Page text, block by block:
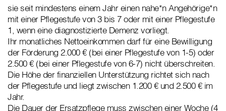
sie seit mindestens einem Jahr einen nahe*n Angehörige*n
mit einer Pflegestufe von 3 bis 7 oder mit einer Pflegestufe
1, wenn eine diagnostizierte Demenz vorliegt.
Ihr monatliches Nettoeinkommen darf für eine Bewilligung
der Förderung 2.000 € (bei einer Pflegestufe von 1-5) oder
2.500 € (bei einer Pflegestufe von 6-7) nicht überschreiten.
Die Höhe der finanziellen Unterstützung richtet sich nach
der Pflegestufe und liegt zwischen 1.200 € und 2.500 € im
Jahr.
Die Dauer der Ersatzpflege muss zwischen einer Woche (4